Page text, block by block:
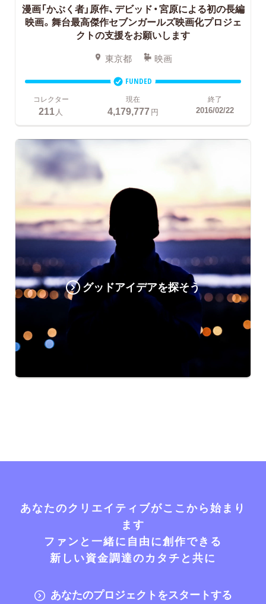
漫画「かぶく者」原作、デビッド・宮原による初の長編
映画。舞台最高傑作セブンガールズ映画化プロジェ
クトの支援をお願いします
東京都 映画
FUNDED
コレクター
211 人
現在
4,179,777円
終了
2016/02/22
グッドアイデアを探そう
あなたのクリエイティブがここから始まり
ます
ファンと一緒に自由に創作できる
新しい資金調達のカタチと共に
あなたのプロジェクトをスタートする